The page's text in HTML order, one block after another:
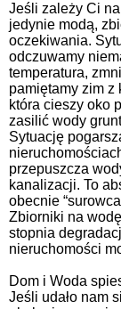
Jeśli zależy Ci
jedynie modą,
oczekiwania.
odczuwamy
temperatura,
pamiętamy zim z
która cieszy oko
zasilić wody
Sytuację
przepuszcza
kanalizacji. To
obecnie
Zbiorniki na
stopnia
nieruchomości
Dom i Woda
Jeśli udało nam